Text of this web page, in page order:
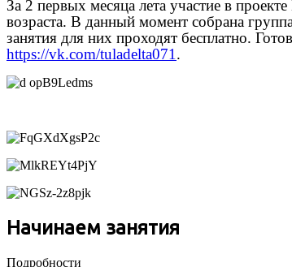
За 2 первых месяца лета участие в
возраста. В данный момент собрана
занятия для них проходят бесплатно.
https://vk.com/tuladelta071 .
Начинаем занятия
Подробности